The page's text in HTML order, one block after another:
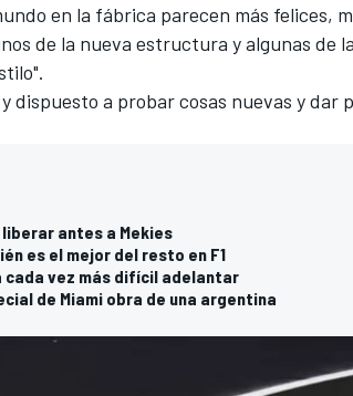
en la fábrica parecen más felices,
de la nueva estructura y algunas de
dispuesto a probar cosas nuevas y dar
antes a Mekies
es el mejor del resto en F1
cada vez más difícil adelantar
de Miami obra de una argentina